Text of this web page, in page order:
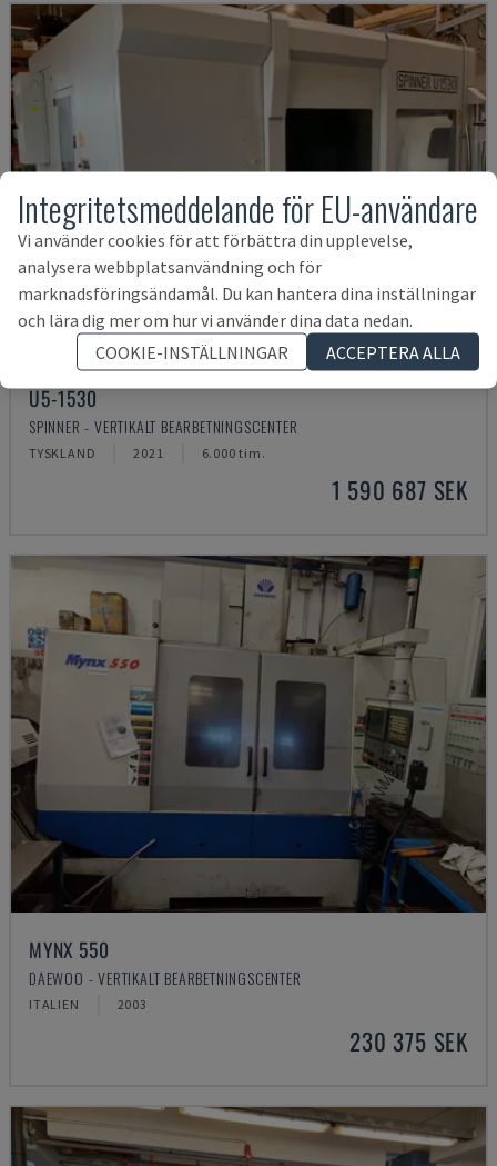
U5-1530
SPINNER - VERTIKALT BEARBETNINGSCENTER
TYSKLAND 2021 6.000 tim.
1 590 687 SEK
MYNX 550
DAEWOO - VERTIKALT BEARBETNINGSCENTER
ITALIEN 2003
230 375 SEK
Integritetsmeddelande för EU-användare
Vi använder cookies för att förbättra din upplevelse,
analysera webbplatsanvändning och för
marknadsföringsändamål. Du kan hantera dina inställningar
och lära dig mer om hur vi använder dina data nedan.
COOKIE-INSTÄLLNINGAR
ACCEPTERA ALLA